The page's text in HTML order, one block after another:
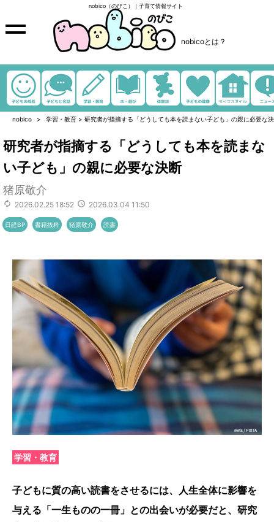
nobico（のびこ）｜子育て情報サイト
nobicoとは？
nobico 学習・教育 > 研究者が指摘する「どうしても本を読まない子ども」の親に必要な
研究者が指摘する「どうしても本を読まな
い子ども」の親に必要な決断
猪原敬介
2026.02.25 18:52 2026.03.04 11:50
日経BP 書籍抜粋 猪原敬介 読書
学習・教育
子どもに質の高い読書をさせるには、人生全体に影響を
与える「一生ものの一冊」との出会いが必要だと、研究